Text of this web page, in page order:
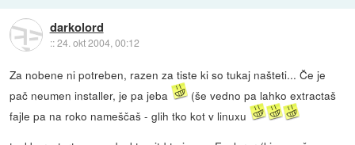
darkolord
::24. okt 2004, 00:12
Za nobene ni potreben, razen za tiste ki so tukaj našteti... Če je
pač neumen installer, je pa jeba
(še vedno pa lahko extractaš
fajle pa na roko nameščaš - glih tko kot v linuxu